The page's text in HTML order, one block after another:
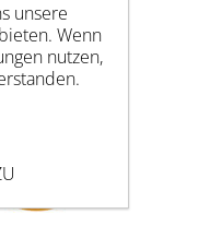
unsere
Wenn
nutzen,